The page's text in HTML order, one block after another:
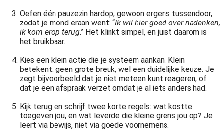
Oefen één pauzezin hardop, gewoon ergens tussendoor,
zodat je mond eraan went: “Ik wil hier goed over nadenken,
ik kom erop terug.” Het klinkt simpel, en juist daarom is
het bruikbaar.
Kies een klein actie die je systeem aankan. Klein
betekent: geen grote breuk, wel een duidelijke keuze. Je
zegt bijvoorbeeld dat je niet meteen kunt reageren, of
dat je een afspraak verzet omdat je al iets anders had.
Kijk terug en schrijf twee korte regels: wat kostte
toegeven jou, en wat leverde die kleine grens jou op? Je
leert via bewijs, niet via goede voornemens.